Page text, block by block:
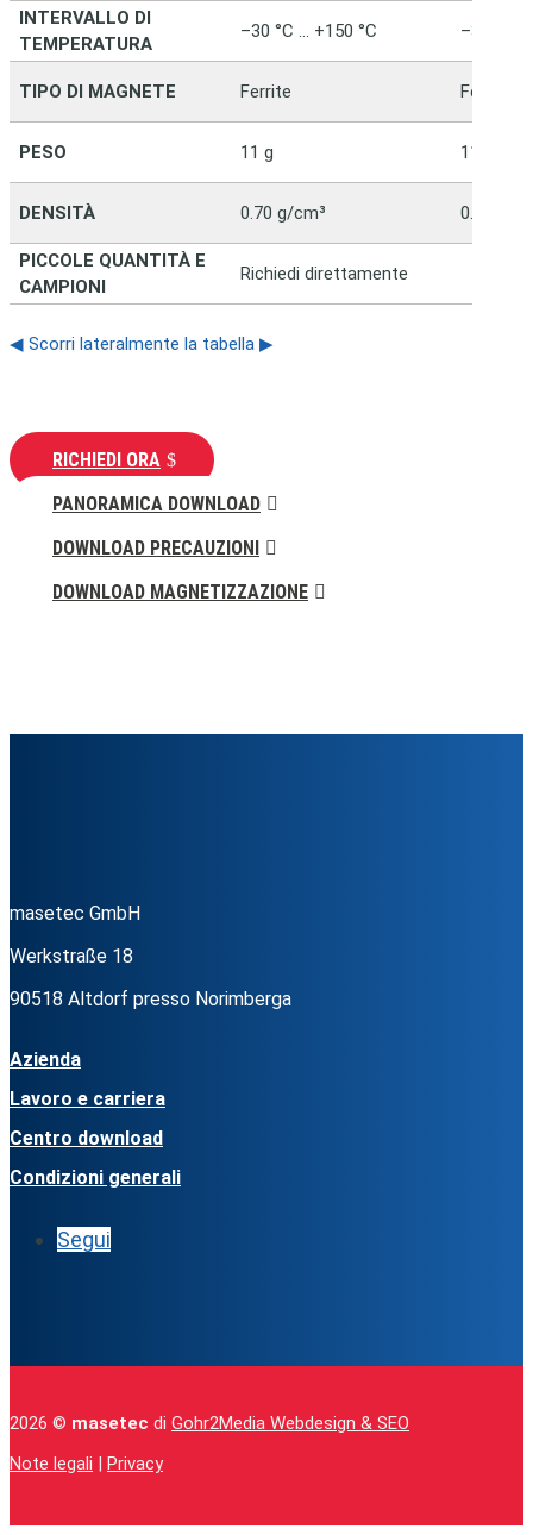
INTERVALLO DI
TEMPERATURA
–30 °C … +150 °C –30 °C
TIPO DI MAGNETE Ferrite Ferrite
PESO 11 g 11 g
DENSITÀ 0.70 g/cm³ 0.70 g/
PICCOLE QUANTITÀ E
CAMPIONI
Richiedi direttamente
◀ Scorri lateralmente la tabella ▶
RICHIEDI ORA
PANORAMICA DOWNLOAD
DOWNLOAD PRECAUZIONI
DOWNLOAD MAGNETIZZAZIONE
masetec GmbH
Werkstraße 18
90518 Altdorf presso Norimberga
Azienda
Lavoro e carriera
Centro download
Condizioni generali
Segui
2026 © masetec di Gohr2Media Webdesign & SEO
Note legali | Privacy